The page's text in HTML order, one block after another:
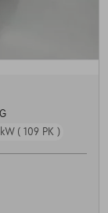
( 109 PK )